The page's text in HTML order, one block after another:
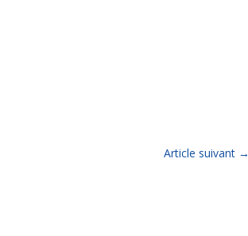
Article suivant→